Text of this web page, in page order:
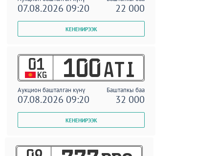
07.08.2026 09:20 22 000
01
KG 100 ATI
Аукцион башталган күнү Баштапкы баа
07.08.2026 09:20 32 000